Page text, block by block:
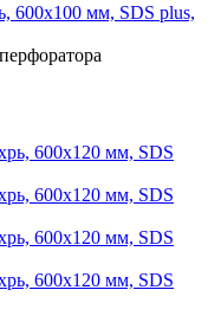
600х100 мм, SDS plus,